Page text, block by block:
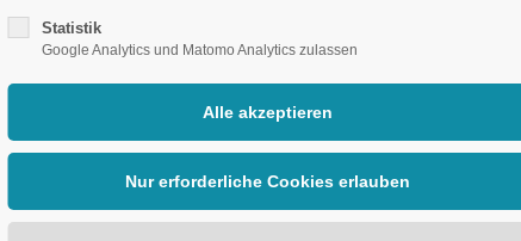
support for our customers
8:00am - 5:00pm
(GMT +1)
Drop us a line
info@yourdomain.com
Statistik
Google Analytics und Matomo Analytics zulassen